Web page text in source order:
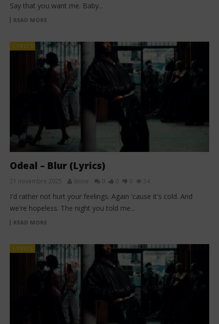
Say that you want me. Baby...
READ MORE
LYRICS
Odeal – Blur (Lyrics)
21 novembre 2025 Stone 0 0 0 54
I'd rather not hurt your feelings. Again 'cause it's cold. And
we're hopeless. The night you told me...
READ MORE
LYRICS